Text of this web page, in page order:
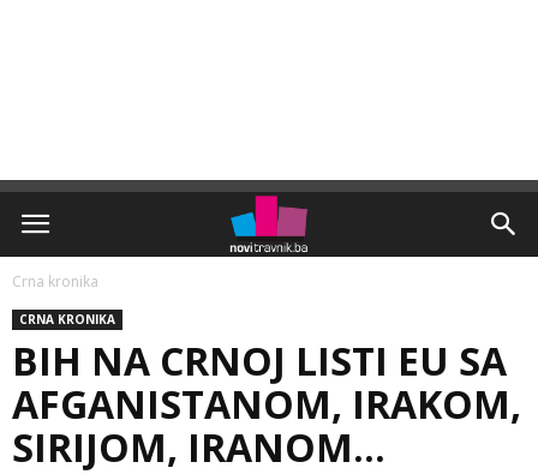
Crna kronika
CRNA KRONIKA
BIH NA CRNOJ LISTI EU SA
AFGANISTANOM, IRAKOM,
SIRIJOM, IRANOM…